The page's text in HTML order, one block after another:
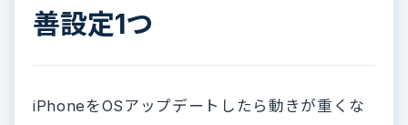
善設定1つ
iPhoneをOSアップデートしたら動きが重くな